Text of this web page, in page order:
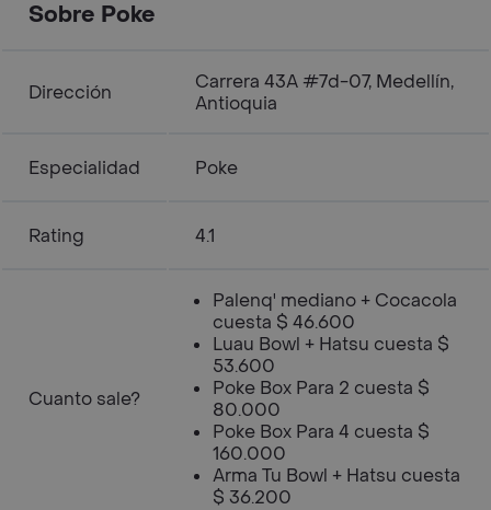
Sobre Poke
Dirección
Carrera 43A #7d-07, Medellín,
Antioquia
Especialidad Poke
Rating 4.1
Cuanto sale?
Palenq' mediano + Cocacola
cuesta $ 46.600
Luau Bowl + Hatsu cuesta $
53.600
Poke Box Para 2 cuesta $
80.000
Poke Box Para 4 cuesta $
160.000
Arma Tu Bowl + Hatsu cuesta
$ 36.200